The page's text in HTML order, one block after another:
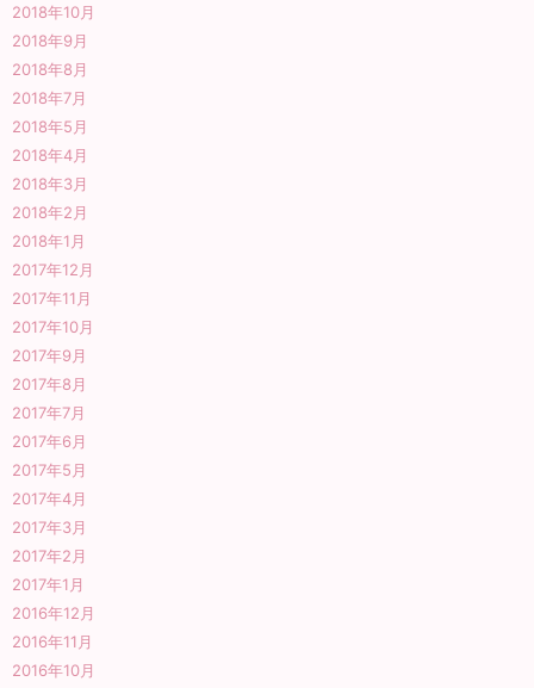
2018年10月
2018年9月
2018年8月
2018年7月
2018年5月
2018年4月
2018年3月
2018年2月
2018年1月
2017年12月
2017年11月
2017年10月
2017年9月
2017年8月
2017年7月
2017年6月
2017年5月
2017年4月
2017年3月
2017年2月
2017年1月
2016年12月
2016年11月
2016年10月